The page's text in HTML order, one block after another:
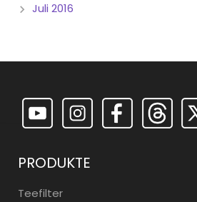
Juli 2016
PRODUKTE
Teefilter